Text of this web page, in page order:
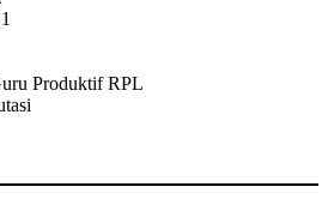
Produktif RPL